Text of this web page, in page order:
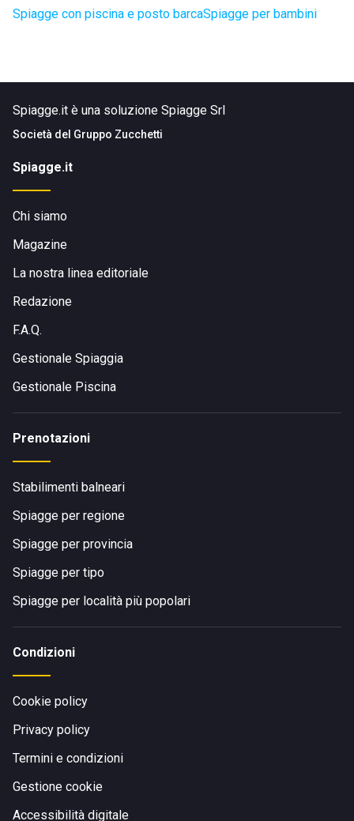
Spiagge con piscina e posto barcaSpiagge per bambini
Spiagge.it è una soluzione Spiagge Srl
Società del Gruppo Zucchetti
Spiagge.it
Chi siamo
Magazine
La nostra linea editoriale
Redazione
F.A.Q.
Gestionale Spiaggia
Gestionale Piscina
Prenotazioni
Stabilimenti balneari
Spiagge per regione
Spiagge per provincia
Spiagge per tipo
Spiagge per località più popolari
Condizioni
Cookie policy
Privacy policy
Termini e condizioni
Gestione cookie
Accessibilità digitale